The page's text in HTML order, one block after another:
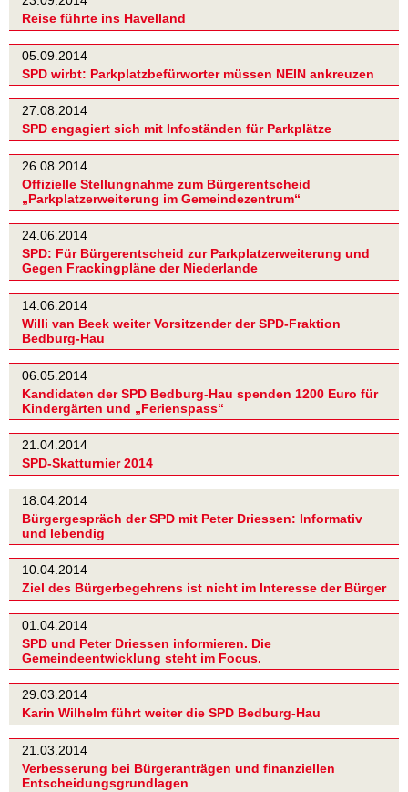
Reise führte ins Havelland
05.09.2014
SPD wirbt: Parkplatzbefürworter müssen NEIN ankreuzen
27.08.2014
SPD engagiert sich mit Infoständen für Parkplätze
26.08.2014
Offizielle Stellungnahme zum Bürgerentscheid
„Parkplatzerweiterung im Gemeindezentrum“
24.06.2014
SPD: Für Bürgerentscheid zur Parkplatzerweiterung und
Gegen Frackingpläne der Niederlande
14.06.2014
Willi van Beek weiter Vorsitzender der SPD-Fraktion
Bedburg-Hau
06.05.2014
Kandidaten der SPD Bedburg-Hau spenden 1200 Euro für
Kindergärten und „Ferienspass“
21.04.2014
SPD-Skatturnier 2014
18.04.2014
Bürgergespräch der SPD mit Peter Driessen: Informativ
und lebendig
10.04.2014
Ziel des Bürgerbegehrens ist nicht im Interesse der Bürger
01.04.2014
SPD und Peter Driessen informieren. Die
Gemeindeentwicklung steht im Focus.
29.03.2014
Karin Wilhelm führt weiter die SPD Bedburg-Hau
21.03.2014
Verbesserung bei Bürgeranträgen und finanziellen
Entscheidungsgrundlagen